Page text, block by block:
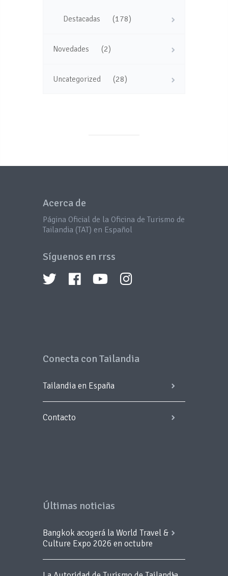
Destacadas (178)
Novedades (2)
Uncategorized (28)
Acerca de
Página Oficial de la Oficina de Turismo de
Tailandia (TAT) en Español
Síguenos en rrss
Conecta con Tailandia
Tailandia en España
Contacto
Últimas noticias
Bangkok acogerá la World Travel &
Culture Expo 2026 en octubre